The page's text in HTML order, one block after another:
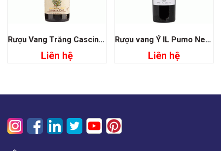
Rượu Vang Trắng Cascinetta Vietti Moscato D’asti
Liên hệ
Rượu vang Ý IL Pumo Negroamaro San Marzano
Liên hệ